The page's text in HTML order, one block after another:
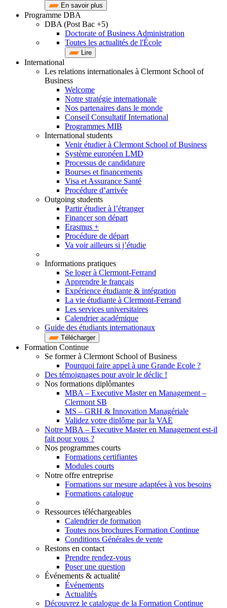
En savoir plus
Programme DBA
DBA (Post Bac +5)
Doctorate of Business Administration
Toutes les actualités de l'École
Lire
International
Les relations internationales à Clermont School of
Business
Welcome
Notre stratégie internationale
Nos partenaires dans le monde
Conseil Consultatif International
Programmes MIB
International students
Venir étudier à Clermont School of Business
Système européen LMD
Processus de candidature
Bourses et financements
Visa et Assurance Santé
Procédure d’arrivée
Outgoing students
Partir étudier à l’étranger
Financer son départ
Erasmus +
Procédure de départ
Va voir ailleurs si j’étudie
Informations pratiques
Se loger à Clermont-Ferrand
Apprendre le français
Expérience étudiante & intégration
La vie étudiante à Clermont-Ferrand
Les services universitaires
Calendrier académique
Guide des étudiants internationaux
Télécharger
Formation Continue
Se former à Clermont School of Business
Pourquoi faire appel à une Grande Ecole ?
Des témoignages pour avoir le déclic !
Nos formations diplômantes
MBA – Executive Master en Management –
Clermont SB
MS – GRH & Innovation Managériale
Validez votre diplôme par la VAE
Notre MBA – Executive Master en Management est-il
fait pour vous ?
Nos programmes courts
Formations certifiantes
Modules courts
Notre offre entreprise
Formations sur mesure adaptées à vos besoins
Formations catalogue
Ressources téléchargeables
Calendrier de formation
Toutes nos brochures Formation Continue
Conditions Générales de vente
Restons en contact
Prendre rendez-vous
Poser une question
Événements & actualité
Événements
Actualités
Découvrez le catalogue de la Formation Continue